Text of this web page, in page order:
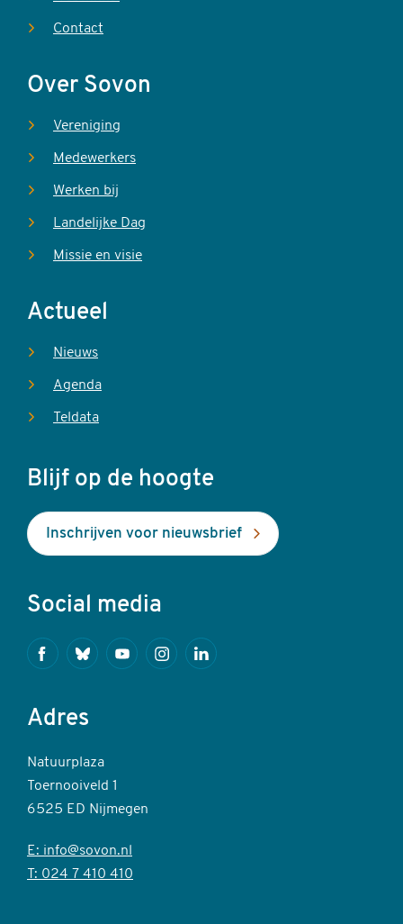
Contact
Over Sovon
Vereniging
Medewerkers
Werken bij
Landelijke Dag
Missie en visie
Actueel
Nieuws
Agenda
Teldata
Blijf op de hoogte
Inschrijven voor nieuwsbrief
Social media
FacebookBlueskyYoutubeInstagramLinkedin
Adres
Natuurplaza
Toernooiveld 1
6525 ED Nijmegen
E: info@sovon.nl
T: 024 7 410 410